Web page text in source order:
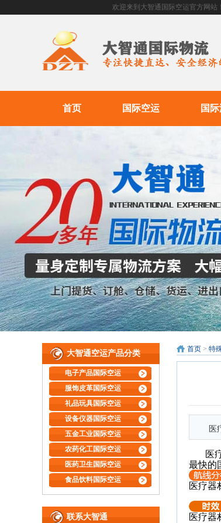
欢迎来到大智通国际空运官方网站！
首页 国际空运 国
首页 > 特
医
医疗
最快的
医疗器
医疗器
大智通空运产品分类
电子产品国际空运
服饰皮革国际空运
礼品玩具国际空运
设备仪器国际空运
五金工业国际空运
农药化工国际空运
医药卫生国际空运
食品饮料国际空运
联系大智通